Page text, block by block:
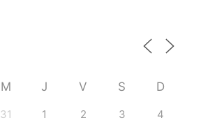
M J V S D
31 1 2 3
4